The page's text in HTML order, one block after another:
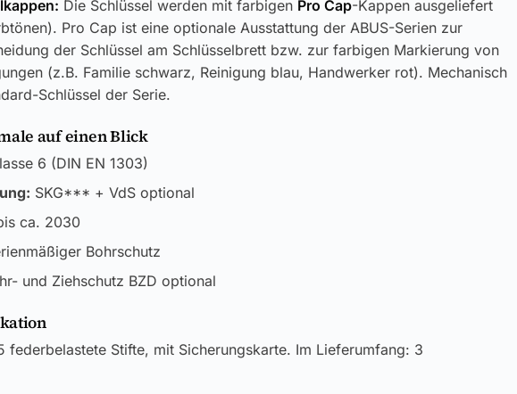
Die Schlüssel werden mit farbigen Pro Cap-Kappen ausgeliefert
Pro Cap ist eine optionale Ausstattung der ABUS-Serien zur
der Schlüssel am Schlüsselbrett bzw. zur farbigen Markierung von
(z.B. Familie schwarz, Reinigung blau, Handwerker rot). Mechanisch
Schlüssel der Serie.
auf einen Blick
6 (DIN EN 1303)
SKG*** + VdS optional
ca. 2030
Bohrschutz
und Ziehschutz BZD optional
federbelastete Stifte, mit Sicherungskarte. Im Lieferumfang: 3